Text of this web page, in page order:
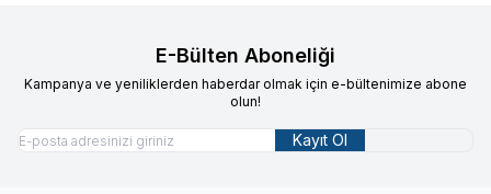
E-Bülten Aboneliği
Kampanya ve yeniliklerden haberdar olmak için e-bültenimize abone
olun!
Kayıt Ol